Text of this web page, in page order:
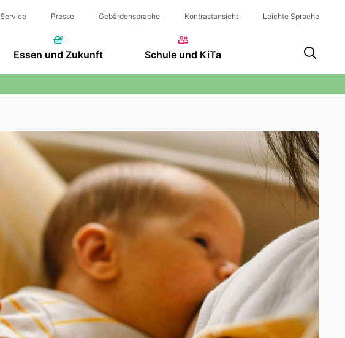
Service Presse Gebärdensprache Kontrastansicht Leichte Sprache
Essen und Zukunft Schule und KiTa